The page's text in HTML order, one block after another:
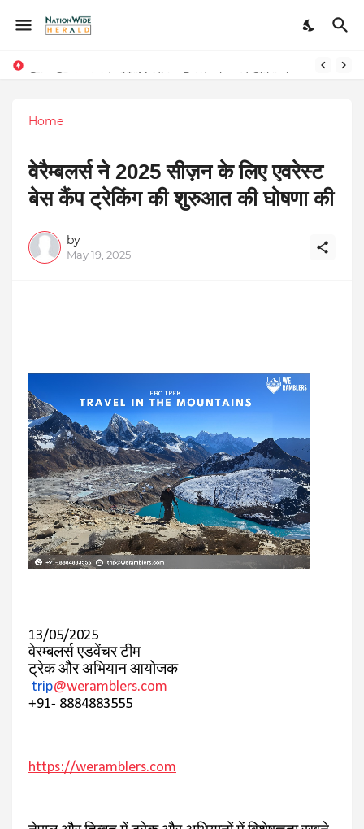
Home
वेरैम्बलर्स ने 2025 सीज़न के लिए एवरेस्ट
बेस कैंप ट्रेकिंग की शुरुआत की घोषणा की
by
May 19, 2025
13/05/2025
वेरम्बलर्स एडवेंचर टीम
ट्रेक और अभियान आयोजक
trip@weramblers.com
+91- 8884883555
https://weramblers.com